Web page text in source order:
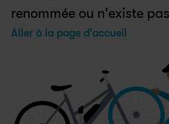
renommée ou n'existe
Aller à la page d'accueil